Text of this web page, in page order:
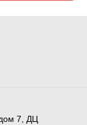
дом 7, ДЦ